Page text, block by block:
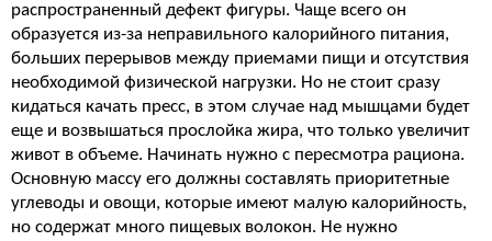
распространенный дефект фигуры. Чаще всего он
образуется из-за неправильного калорийного питания,
больших перерывов между приемами пищи и отсутствия
необходимой физической нагрузки. Но не стоит сразу
кидаться качать пресс, в этом случае над мышцами будет
еще и возвышаться прослойка жира, что только увеличит
живот в объеме. Начинать нужно с пересмотра рациона.
Основную массу его должны составлять приоритетные
углеводы и овощи, которые имеют малую калорийность,
но содержат много пищевых волокон. Не нужно